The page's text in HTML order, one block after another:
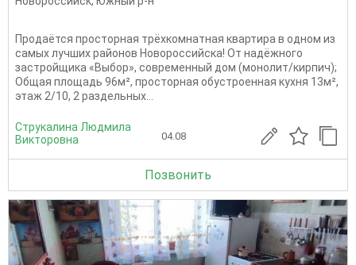
Продаётся просторная трёхкомнатная квартира в одном из
самых лучших районов Новороссийска! От надёжного
застройщика «Выбор», современный дом (монолит/кирпич);
Общая площадь 96м², просторная обустроенная кухня 13м²,
этаж 2/10, 2 раздельных...
Струкалина Людмила
Викторовна
04.08
Позвонить